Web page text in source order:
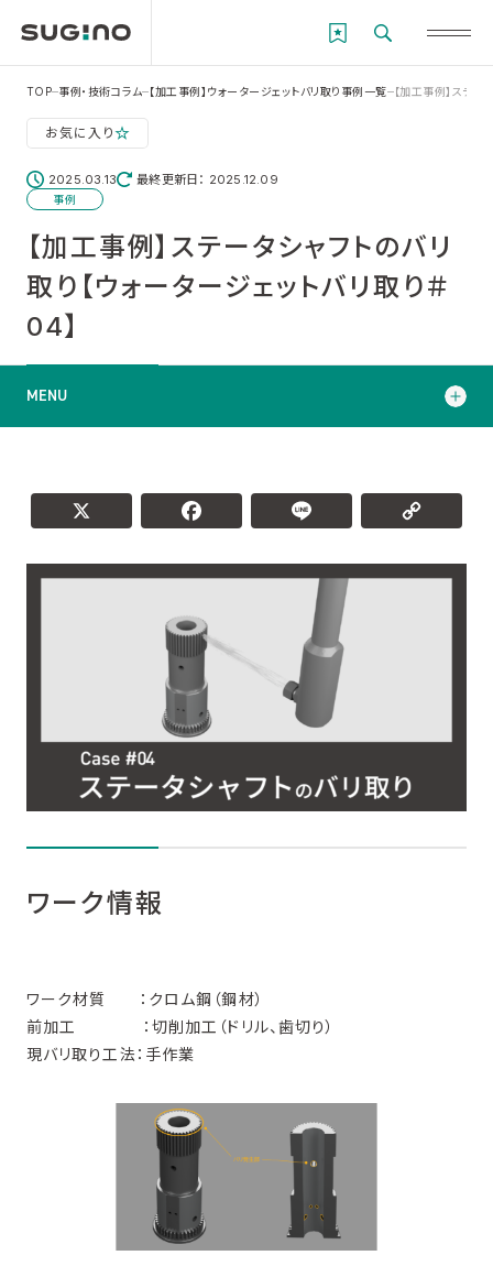
TOP 事例・技術コラム 【加工事例】ウォータージェットバリ取り事例一覧 【加工事例】ステー
お気に入り
2025.03.13 最終更新日： 2025.12.09
事例
【加工事例】ステータシャフトのバリ
取り【ウォータージェットバリ取り＃
04】
MENU
目的と課題
関連コラム
関連商品
ワーク情報
ワーク材質 ：クロム鋼（鋼材）
前加工 ：切削加工（ドリル、歯切り）
現バリ取り工法：手作業